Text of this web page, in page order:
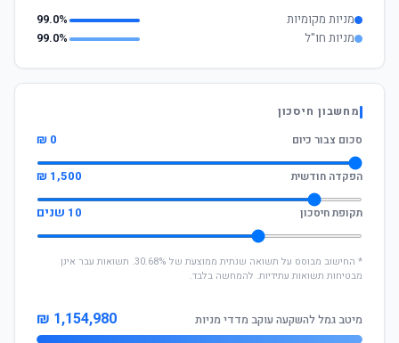
מניות מקומיות
99.0%
מניות חו"ל
99.0%
מחשבון חיסכון
סכום צבור כיום
0 ₪
הפקדה חודשית 1,500 ₪
תקופת חיסכון 10 שנים
* החישוב מבוסס על תשואה שנתית ממוצעת של 30.68%. תשואות עבר אינן
מבטיחות תשואות עתידיות. להמחשה בלבד.
מיטב גמל להשקעה עוקב מדדי מניות 1,154,980 ₪